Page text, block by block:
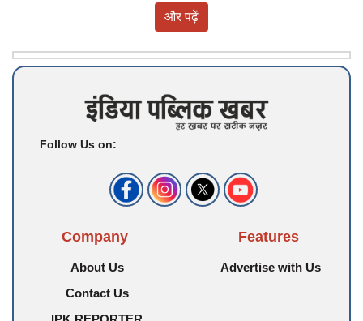
और पढ़ें
Follow Us on:
Company
About Us
Contact Us
Features
Advertise with Us